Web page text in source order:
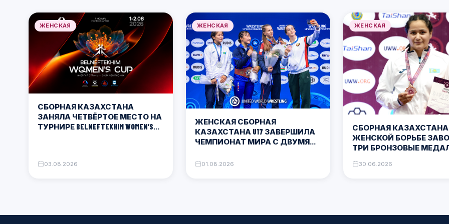
ЖЕНСКАЯ
СБОРНАЯ КАЗАХСТАНА
ЗАНЯЛА ЧЕТВЁРТОЕ МЕСТО НА
ТУРНИРЕ BELNEFTEKHIM WOMEN’S
03.08.2026
ЖЕНСКАЯ
ЖЕНСКАЯ СБОРНАЯ
КАЗАХСТАНА U17 ЗАВЕРШИЛА
ЧЕМПИОНАТ МИРА С ДВУМЯ
01.08.2026
ЖЕНСКАЯ
СБОРНАЯ КАЗАХСТАНА
ЖЕНСКОЙ БОРЬБЕ
ТРИ БРОНЗОВЫЕ
30.06.2026